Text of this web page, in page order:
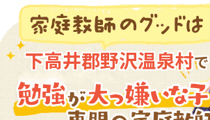
下高井郡野沢温泉村で